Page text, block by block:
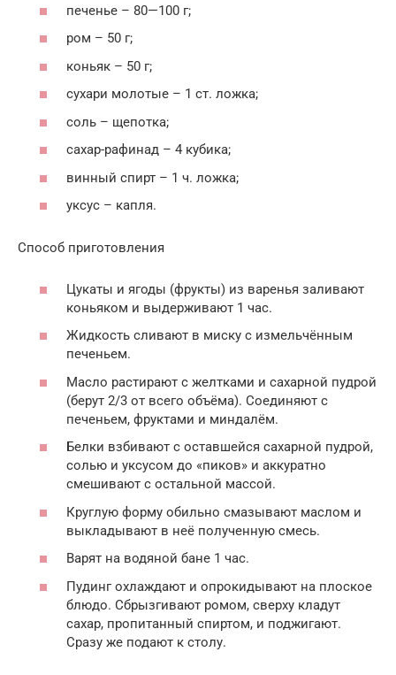
печенье – 80—100 г;
ром – 50 г;
коньяк – 50 г;
сухари молотые – 1 ст. ложка;
соль – щепотка;
сахар-рафинад – 4 кубика;
винный спирт – 1 ч. ложка;
уксус – капля.
Способ приготовления
Цукаты и ягоды (фрукты) из варенья заливают
коньяком и выдерживают 1 час.
Жидкость сливают в миску с измельчённым
печеньем.
Масло растирают с желтками и сахарной пудрой
(берут 2/3 от всего объёма). Соединяют с
печеньем, фруктами и миндалём.
Белки взбивают с оставшейся сахарной пудрой,
солью и уксусом до «пиков» и аккуратно
смешивают с остальной массой.
Круглую форму обильно смазывают маслом и
выкладывают в неё полученную смесь.
Варят на водяной бане 1 час.
Пудинг охлаждают и опрокидывают на плоское
блюдо. Сбрызгивают ромом, сверху кладут
сахар, пропитанный спиртом, и поджигают.
Сразу же подают к столу.